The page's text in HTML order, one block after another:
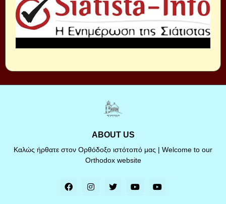
ABOUT US
Καλώς ήρθατε στον Ορθόδοξο ιστότοπό μας | Welcome to our
Orthodox website